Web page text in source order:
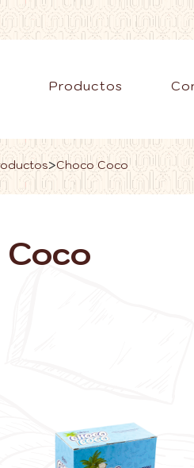
Productos
>Choco Coco